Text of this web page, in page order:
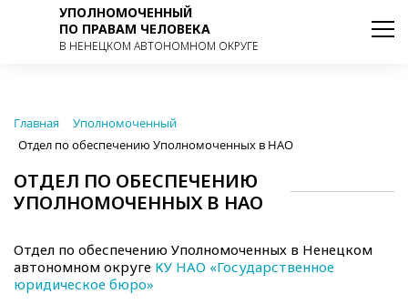
УПОЛНОМОЧЕННЫЙ
ПО ПРАВАМ ЧЕЛОВЕКА
В НЕНЕЦКОМ АВТОНОМНОМ ОКРУГЕ
Главная
Уполномоченный
Отдел по обеспечению Уполномоченных в НАО
ОТДЕЛ ПО ОБЕСПЕЧЕНИЮ
УПОЛНОМОЧЕННЫХ В НАО
Отдел по обеспечению Уполномоченных в Ненецком
автономном округе КУ НАО «Государственное
юридическое бюро»